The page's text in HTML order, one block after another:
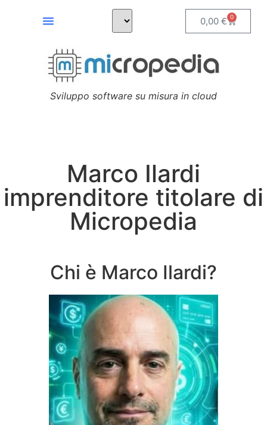
0,00€ 0
Sviluppo software su misura in cloud
Marco Ilardi
imprenditore titolare di
Micropedia
Chi è Marco Ilardi?